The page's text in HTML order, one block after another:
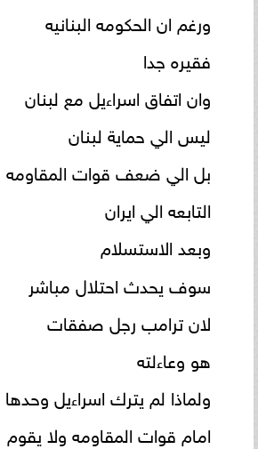
ورغم ان الحكومه البنانيه
فقيره جدا
وان اتفاق اسراءيل مع لبنان
ليس الي حماية لبنان
بل الي ضعف قوات المقاومه
التابعه الي ايران
وبعد الاستسلام
سوف يحدث احتلال مباشر
لان ترامب رجل صفقات
هو وعاءلته
ولماذا لم يترك اسراءيل وحدها
امام قوات المقاومه ولا يقوم